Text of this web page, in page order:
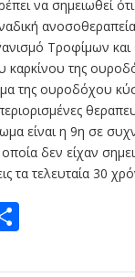
να σημειωθεί
Τροφίμων
καρκίνου της
της ουροδόχου
είναι η 9η σε
δεν είχαν
τα τελευταία 30